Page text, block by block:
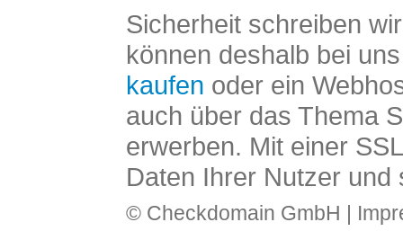
Sicherheit schreiben
können deshalb bei
kaufen oder ein
auch über das Thema
erwerben. Mit einer
Daten Ihrer Nutzer und
© Checkdomain GmbH |